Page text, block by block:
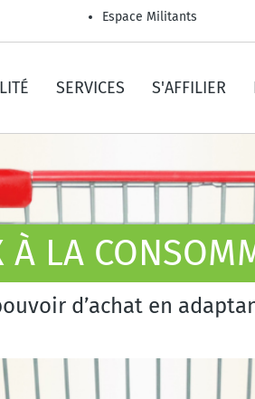
Espace Militants
SERVICES S'AFFILIER
À LA
d’achat en